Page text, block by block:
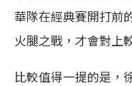
華隊在經典賽開打前
火腿之戰，才會對上
比較值得一提的是，